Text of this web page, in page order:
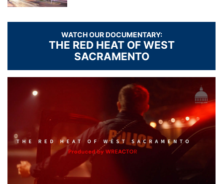
WATCH OUR DOCUMENTARY:
THE RED HEAT OF WEST
SACRAMENTO